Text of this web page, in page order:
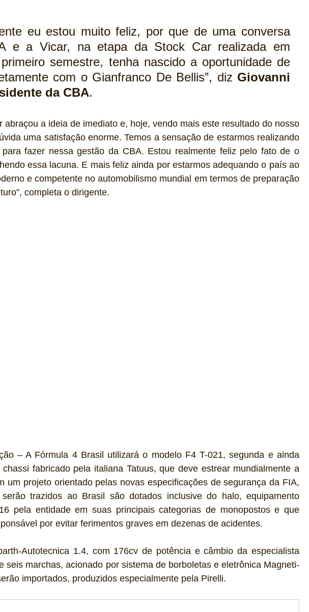
eu estou muito feliz, por que de uma conversa
e a Vicar, na etapa da Stock Car realizada em
semestre, tenha nascido a oportunidade de
com o Gianfranco De Bellis”, diz Giovanni
da CBA.
abraçou a ideia de imediato e, hoje, vendo mais este resultado do nosso
uma satisfação enorme. Temos a sensação de estarmos realizando
fazer nessa gestão da CBA. Estou realmente feliz pelo fato de o
essa lacuna. E mais feliz ainda por estarmos adequando o país ao
e competente no automobilismo mundial em termos de preparação
completa o dirigente.
– A Fórmula 4 Brasil utilizará o modelo F4 T-021, segunda e ainda
fabricado pela italiana Tatuus, que deve estrear mundialmente a
um projeto orientado pelas novas especificações de segurança da FIA,
trazidos ao Brasil são dotados inclusive do halo, equipamento
pela entidade em suas principais categorias de monopostos e que
por evitar ferimentos graves em dezenas de acidentes.
Autotecnica 1.4, com 176cv de potência e câmbio da especialista
seis marchas, acionado por sistema de borboletas e eletrônica Magneti-
importados, produzidos especialmente pela Pirelli.